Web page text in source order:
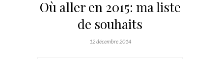
Où aller en 2015: ma liste
de souhaits
12 décembre 2014